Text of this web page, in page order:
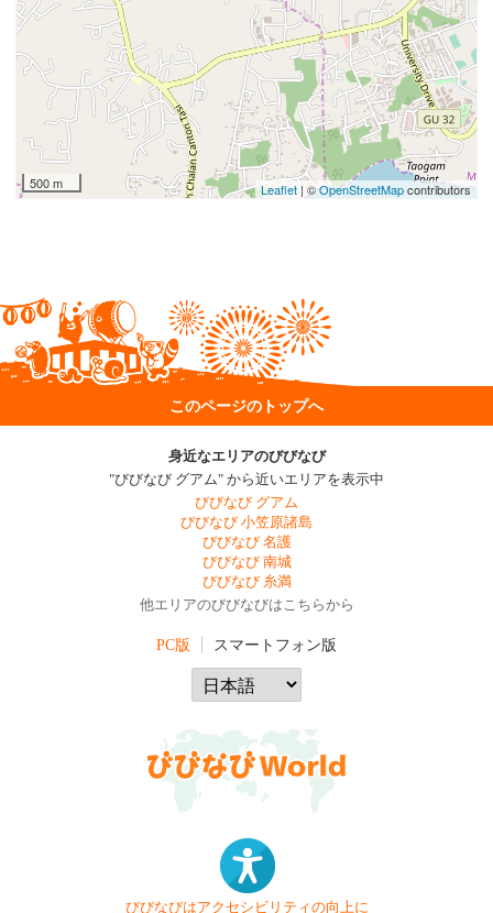
500 m Leaflet| ©OpenStreetMapcontributors
このページのトップへ
身近なエリアのびびなび
"びびなび グアム" から近いエリアを表示中
びびなび グアム
びびなび 小笠原諸島
びびなび 名護
びびなび 南城
びびなび 糸満
他エリアのびびなびはこちらから
PC版 スマートフォン版
びびなびはアクセシビリティの向上に